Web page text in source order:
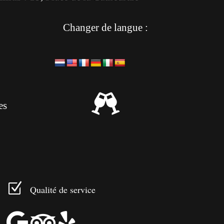
Changer de langue :

Z Qualité de service